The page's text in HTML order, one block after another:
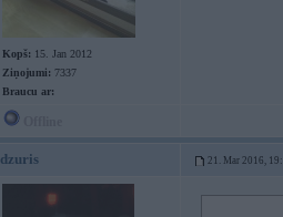
Kopš: 15. Jan 2012
Ziņojumi: 7337
Braucu ar:
dzuris 21. Mar 2016,